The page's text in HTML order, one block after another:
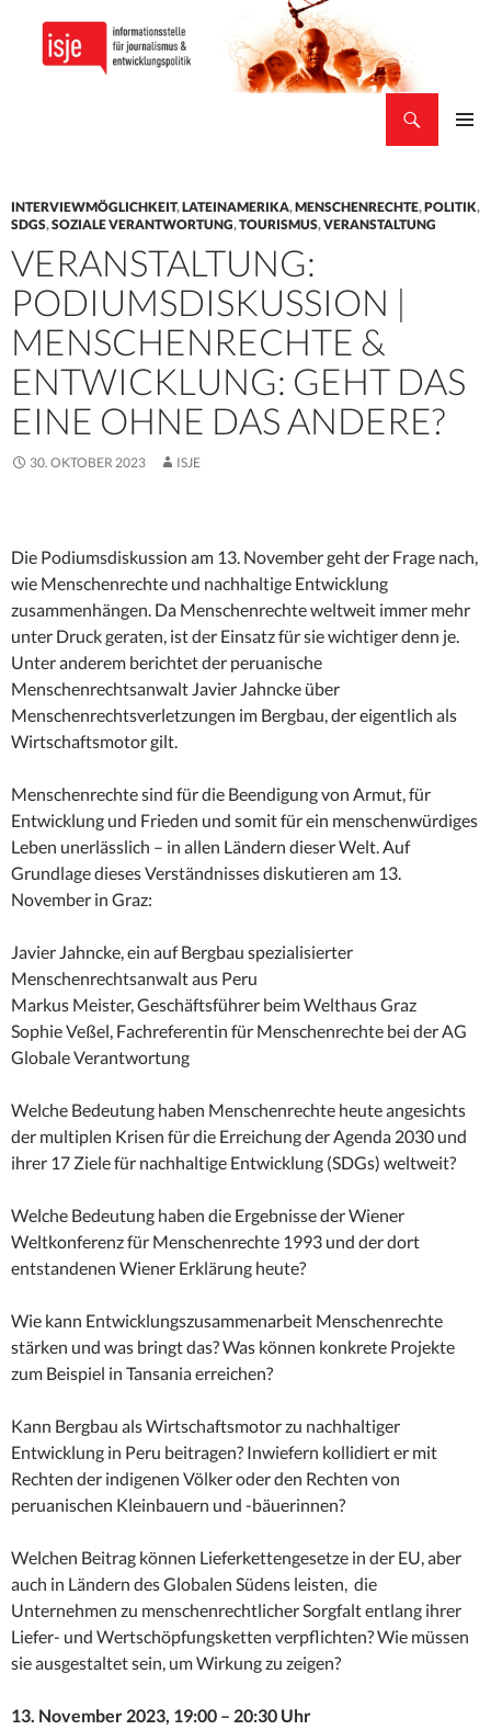
INTERVIEWMÖGLICHKEIT,LATEINAMERIKA,MENSCHENRECHTE,POLITIK,
SDGS,SOZIALE VERANTWORTUNG,TOURISMUS,VERANSTALTUNG
VERANSTALTUNG:
PODIUMSDISKUSSION |
MENSCHENRECHTE &
ENTWICKLUNG: GEHT DAS
EINE OHNE DAS ANDERE?
30. OKTOBER 2023 ISJE
Die Podiumsdiskussion am 13. November geht der Frage nach,
wie Menschenrechte und nachhaltige Entwicklung
zusammenhängen. Da Menschenrechte weltweit immer mehr
unter Druck geraten, ist der Einsatz für sie wichtiger denn je.
Unter anderem berichtet der peruanische
Menschenrechtsanwalt Javier Jahncke über
Menschenrechtsverletzungen im Bergbau, der eigentlich als
Wirtschaftsmotor gilt.
Menschenrechte sind für die Beendigung von Armut, für
Entwicklung und Frieden und somit für ein menschenwürdiges
Leben unerlässlich – in allen Ländern dieser Welt. Auf
Grundlage dieses Verständnisses diskutieren am 13.
November in Graz:
Javier Jahncke, ein auf Bergbau spezialisierter
Menschenrechtsanwalt aus Peru
Markus Meister, Geschäftsführer beim Welthaus Graz
Sophie Veßel, Fachreferentin für Menschenrechte bei der AG
Globale Verantwortung
Welche Bedeutung haben Menschenrechte heute angesichts
der multiplen Krisen für die Erreichung der Agenda 2030 und
ihrer 17 Ziele für nachhaltige Entwicklung (SDGs) weltweit?
Welche Bedeutung haben die Ergebnisse der Wiener
Weltkonferenz für Menschenrechte 1993 und der dort
entstandenen Wiener Erklärung heute?
Wie kann Entwicklungszusammenarbeit Menschenrechte
stärken und was bringt das? Was können konkrete Projekte
zum Beispiel in Tansania erreichen?
Kann Bergbau als Wirtschaftsmotor zu nachhaltiger
Entwicklung in Peru beitragen? Inwiefern kollidiert er mit
Rechten der indigenen Völker oder den Rechten von
peruanischen Kleinbauern und -bäuerinnen?
Welchen Beitrag können Lieferkettengesetze in der EU, aber
auch in Ländern des Globalen Südens leisten, die
Unternehmen zu menschenrechtlicher Sorgfalt entlang ihrer
Liefer- und Wertschöpfungsketten verpflichten? Wie müssen
sie ausgestaltet sein, um Wirkung zu zeigen?
13. November 2023, 19:00 – 20:30 Uhr